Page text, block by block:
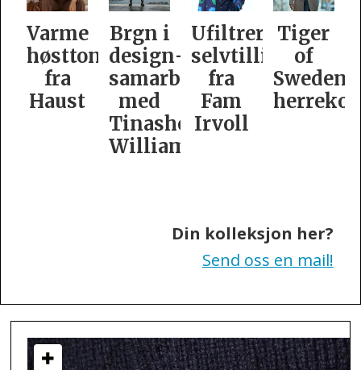
Varme
høsttoner
fra
Haust
Brgn i
design­
samarbeid
med
Tinashe
Williamson
Ufiltrert
selvtillit
fra
Fam
Irvoll
Tiger
of
Swedens
Din kolleksjon her?
Send oss en mail!